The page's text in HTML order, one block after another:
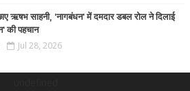
ऋषभ साहनी, 'नागबंधन' में दमदार डबल रोल ने दिलाई
की पहचान
Jul 28, 2026